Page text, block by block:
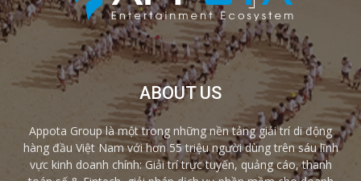
ABOUT US
Appota Group là một trong những nền tảng giải trí di động
hàng đầu Việt Nam với hơn 55 triệu người dùng trên sáu lĩnh
vực kinh doanh chính: Giải trí trực tuyến, quảng cáo, thanh